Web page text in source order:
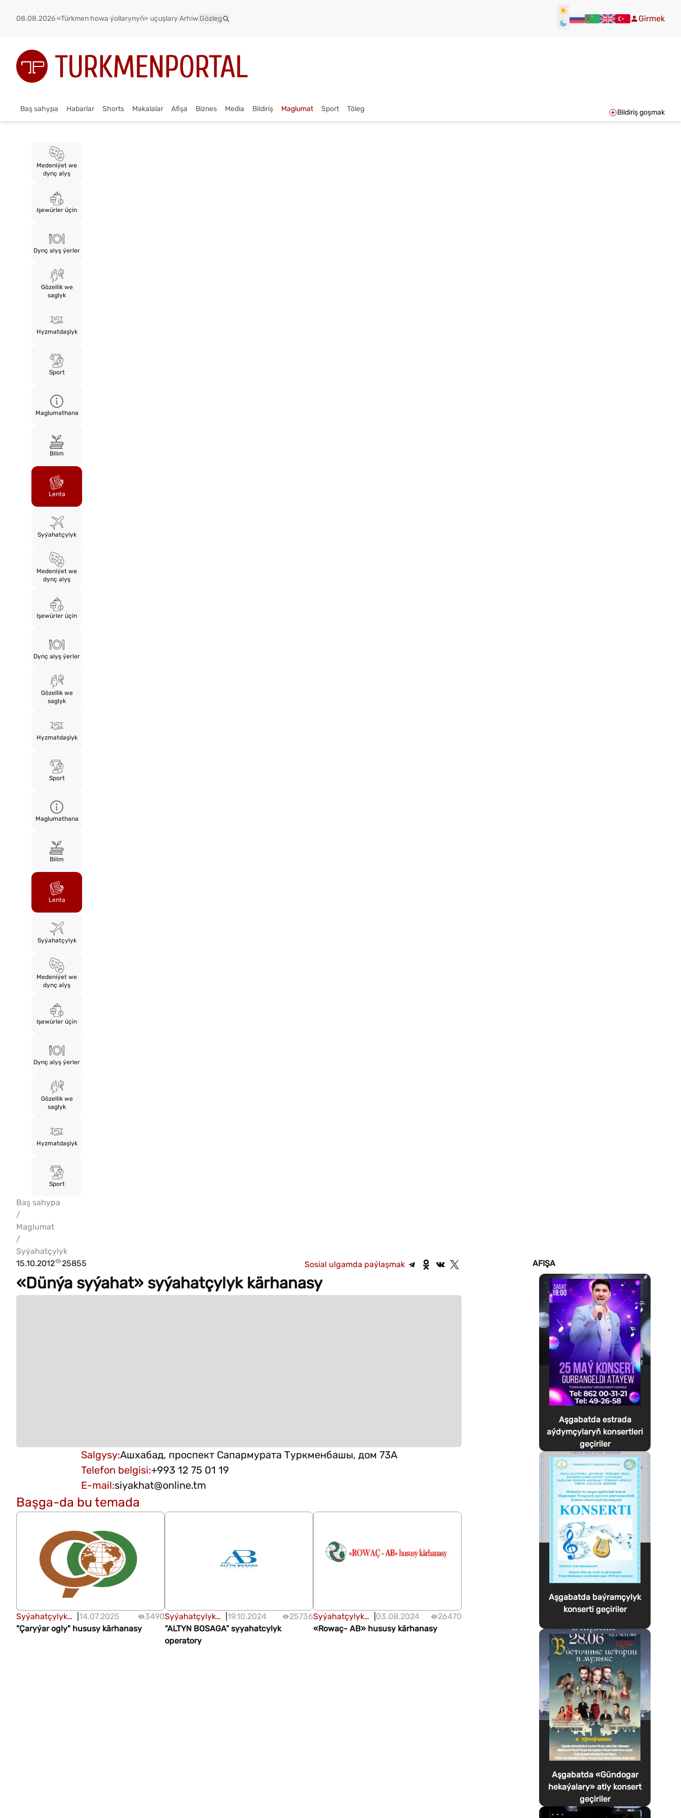
08.08.2026«Türkmen howa ýollarynyň» uçuşlaryArhiw Gözleg Girmek
Baş sahypa Habarlar Shorts Makalalar Afişa Biznes Media Bildiriş Maglumat Sport Töleg Bildiriş goşmak
Medeniýet we
dynç alyş
Işewürler üçin
Dynç alyş ýerler
Gözellik we
saglyk
Hyzmatdaşlyk
Sport
Maglumathana
Bilim
Lenta
Syýahatçylyk
Medeniýet we
dynç alyş
Işewürler üçin
Dynç alyş ýerler
Gözellik we
saglyk
Hyzmatdaşlyk
Sport
Maglumathana
Bilim
Lenta
Syýahatçylyk
Medeniýet we
dynç alyş
Işewürler üçin
Dynç alyş ýerler
Gözellik we
saglyk
Hyzmatdaşlyk
Sport
Baş sahypa
/
Maglumat
/
Syýahatçylyk
15.10.2012
25855 Sosial ulgamda paýlaşmak
«Dünýa syýahat» syýahatçylyk kärhanasy
Salgysy:Ашхабад, проспект Сапармурата Туркменбашы, дом 73А
Telefon belgisi:+993 12 75 01 19
E-mail:siyakhat@online.tm
Başga-da bu temada
Syýahatçylyk
gulluklary
14.07.2025
3490
"Çaryýar ogly" hususy kärhanasy
Syýahatçylyk
gulluklary
19.10.2024
25736
“ALTYN BOSAGA” syyahatcylyk
operatory
Syýahatçylyk
gulluklary
03.08.2024
26470
«Rowaç- AB» hususy kärhanasy
AFIŞA
Aşgabatda estrada
aýdymçylaryň konsertleri
geçiriler
Aşgabatda baýramçylyk
konserti geçiriler
Aşgabatda «Gündogar
hekaýalary» atly konsert
geçiriler